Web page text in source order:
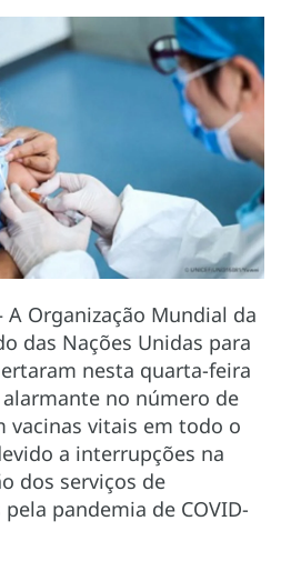
A Organização Mundial da
das Nações Unidas para
nesta quarta-feira
no número de
vacinas vitais em todo o
a interrupções na
dos serviços de
pandemia de COVID-